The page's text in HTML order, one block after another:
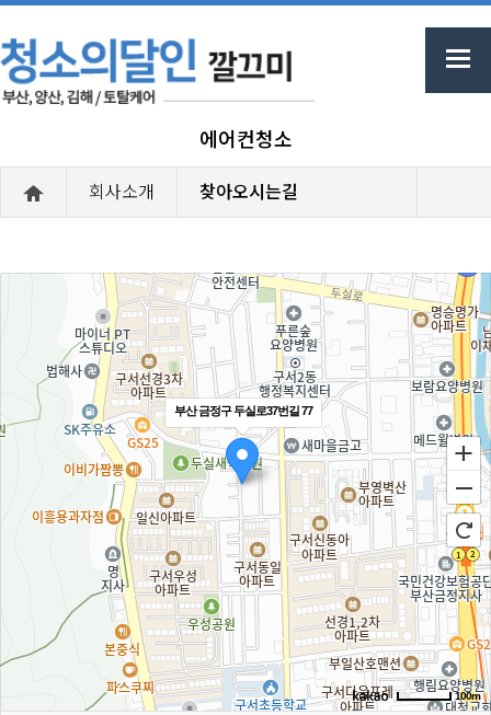
에어컨청소
회사소개 찾아오시는길
부산 금정구 두실로37번길 77
100m